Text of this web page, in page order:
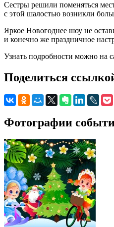
Сестры решили поменяться
с этой шалостью возникли
Яркое Новогоднее шоу не
и конечно же праздничное
Узнать подробности можно на
Поделиться
Фотографии